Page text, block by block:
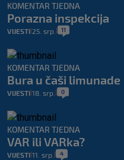
KOMENTAR TJEDNA
Porazna inspekcija
VIJESTI 25. srp. 11
KOMENTAR TJEDNA
Bura u čaši limunade
VIJESTI 18. srp. 0
KOMENTAR TJEDNA
VAR ili VARka?
VIJESTI 11. srp. 4